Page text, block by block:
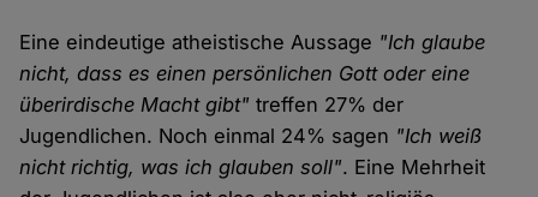
Eine eindeutige atheistische Aussage "Ich glaube
nicht, dass es einen persönlichen Gott oder eine
überirdische Macht gibt" treffen 27% der
Jugendlichen. Noch einmal 24% sagen "Ich weiß
nicht richtig, was ich glauben soll". Eine Mehrheit